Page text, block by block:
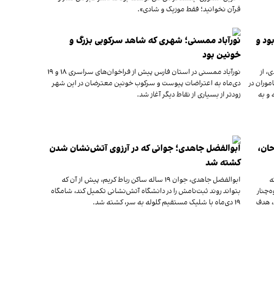
قرآن نخوانید؛ فقط موزیک و شادی».
و
از
در
و به
نورآباد ممسنی؛ شهری که شاهد سرکوبی بزرگ و
خونین بود
نورآباد ممسنی در استان فارس پیش از فراخوان‌های سراسری ۱۸ و ۱۹
دی‌ماه به اعتراضات پیوست و سرکوب خونین معترضان در این شهر
زودتر از بسیاری از نقاط دیگر آغاز شد.
۱۹ دی‌ماه در کوه‌چنار
هدف
ابوالفضل جاهدی؛ جوانی که در آرزوی آتش‌نشان شدن
کشته شد
ابوالفضل جاهدی، جوان ۱۹ ساله ساکن رباط‌ کریم، پیش از آن که
بتواند روند ثبت‌نامش را در دانشگاه آتش‌نشانی تکمیل کند، شامگاه
۱۹ دی‌ماه با شلیک مستقیم گلوله به سر، کشته شد.